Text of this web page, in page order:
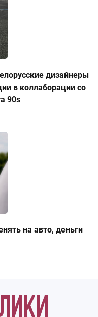
дизайнеры
в коллаборации со
90s
на авто, деньги